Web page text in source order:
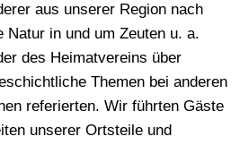
aus unserer Region nach
Natur in und um Zeuten u. a.
des Heimatvereins über
Themen bei anderen
referierten. Wir führten Gäste
unserer Ortsteile und